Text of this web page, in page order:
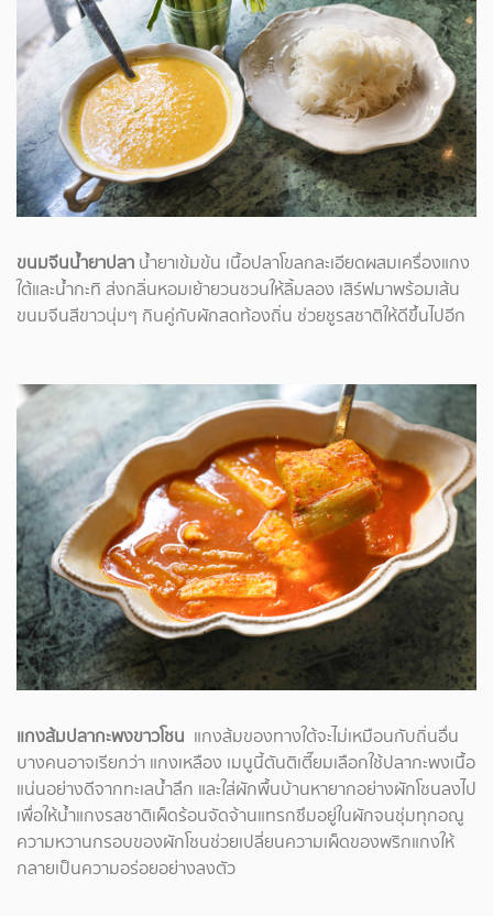
ขนมจีนน้ำยาปลา น้ำยาเข้มข้น เนื้อปลาโขลกละเอียดผสมเครื่องแกง
ใต้และน้ำกะทิ ส่งกลิ่นหอมเย้ายวนชวนให้ลิ้มลอง เสิร์ฟมาพร้อมเส้น
ขนมจีนสีขาวนุ่มๆ กินคู่กับผักสดท้องถิ่น ช่วยชูรสชาติให้ดีขึ้นไปอีก
แกงส้มปลากะพงขาวโชน แกงส้มของทางใต้จะไม่เหมือนกับถิ่นอื่น
บางคนอาจเรียกว่า แกงเหลือง เมนูนี้ตันติเตี๊ยมเลือกใช้ปลากะพงเนื้อ
แน่นอย่างดีจากทะเลน้ำลึก และใส่ผักพื้นบ้านหายากอย่างผักโชนลงไป
เพื่อให้น้ำแกงรสชาติเผ็ดร้อนจัดจ้านแทรกซึมอยู่ในผักจนชุ่มทุกอณู
ความหวานกรอบของผักโชนช่วยเปลี่ยนความเผ็ดของพริกแกงให้
กลายเป็นความอร่อยอย่างลงตัว